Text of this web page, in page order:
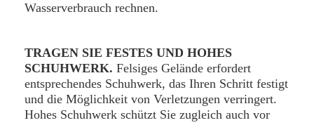
Wasserverbrauch rechnen.
TRAGEN SIE FESTES UND HOHES
SCHUHWERK. Felsiges Gelände erfordert
entsprechendes Schuhwerk, das Ihren Schritt festigt
und die Möglichkeit von Verletzungen verringert.
Hohes Schuhwerk schützt Sie zugleich auch vor